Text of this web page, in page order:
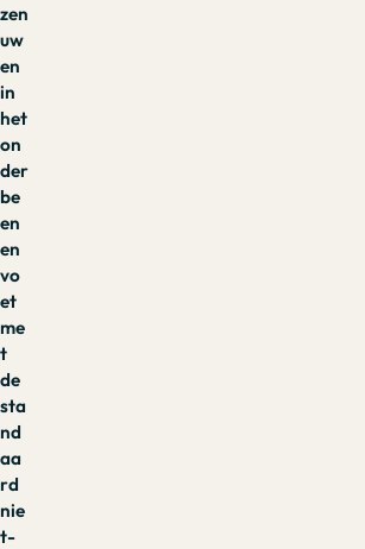
zen
uw
en
in
het
on
der
be
en
en
vo
et
me
t
de
sta
nd
aa
rd
nie
t-